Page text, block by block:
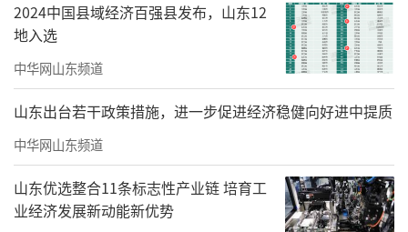
2024中国县域经济百强县发布，山东12
地入选
中华网山东频道
山东出台若干政策措施，进一步促进经济稳健向好进中提质
中华网山东频道
山东优选整合11条标志性产业链 培育工
业经济发展新动能新优势